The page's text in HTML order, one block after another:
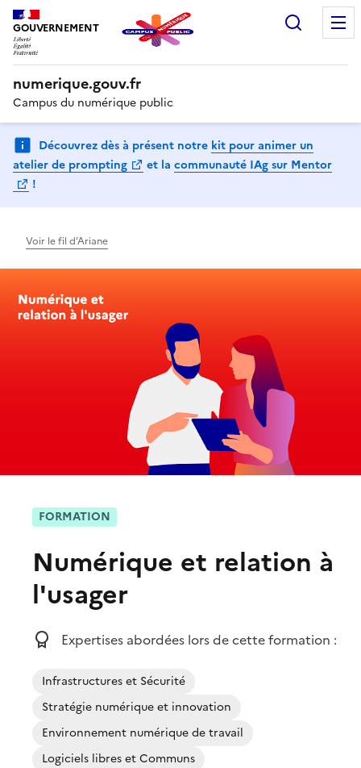
GOUVERNEMENT
numerique.gouv.fr
Campus du numérique public
Découvrez dès à présent notre
(Ouvre une nouvelle fenêtre)
kit pour animer un
atelier de prompting
et la
(Ouvre une nouvelle fenêtre)
communauté IAg sur Mentor
!
Voir le fil d’Ariane
FORMATION
Numérique et relation à
l'usager
Expertises abordées lors de cette formation :
Infrastructures et Sécurité
Stratégie numérique et innovation
Environnement numérique de travail
Logiciels libres et Communs